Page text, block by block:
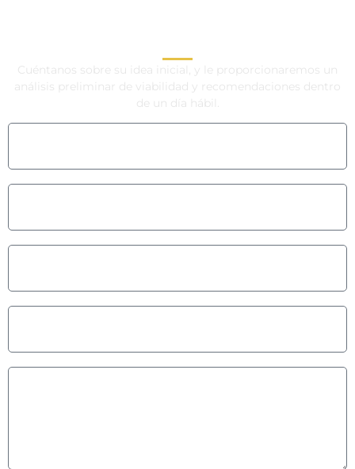
Cuéntanos sobre su idea inicial, y le proporcionaremos un
análisis preliminar de viabilidad y recomendaciones dentro
de un día hábil.